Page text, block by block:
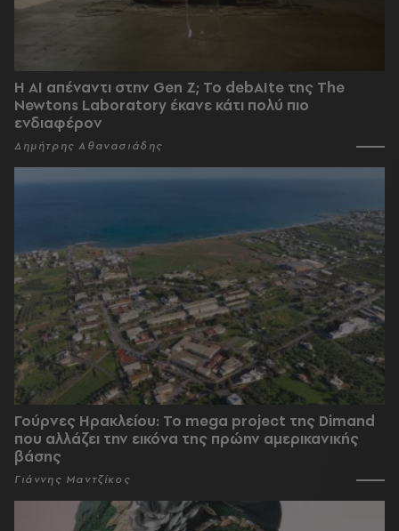
Η AI απέναντι στην Gen Z; Το debAIte της The
Newtons Laboratory έκανε κάτι πολύ πιο
ενδιαφέρον
Δημήτρης Αθανασιάδης
Γούρνες Ηρακλείου: To mega project της Dimand
που αλλάζει την εικόνα της πρώην αμερικανικής
βάσης
Γιάννης Μαντζίκος